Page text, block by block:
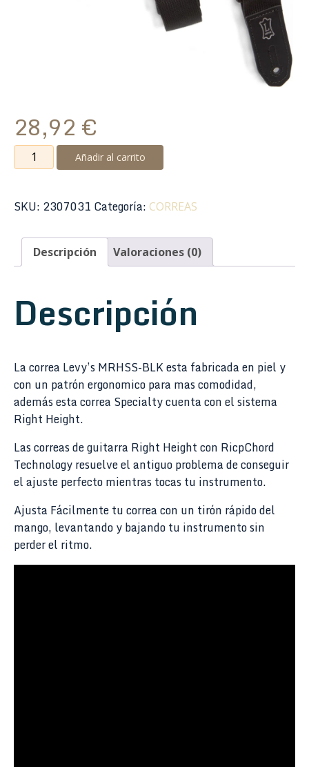
28,92 €
Correa
Levy's
BLK
Series
Ergonomic
3"
cantidad
Añadir al carrito
SKU: 2307031 Categoría: CORREAS
Descripción Valoraciones (0)
Descripción
La correa Levy’s MRHSS-BLK esta fabricada en piel y
con un patrón ergonomico para mas comodidad,
además esta correa Specialty cuenta con el sistema
Right Height.
Las correas de guitarra Right Height con RicpChord
Technology resuelve el antiguo problema de conseguir
el ajuste perfecto mientras tocas tu instrumento.
Ajusta Fácilmente tu correa con un tirón rápido del
mango, levantando y bajando tu instrumento sin
perder el ritmo.